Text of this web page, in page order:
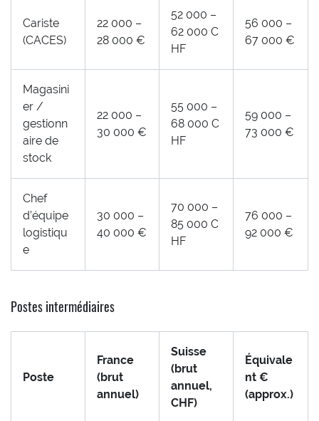
Cariste
(CACES)
22 000 –
28 000 €
52 000 –
62 000 C
HF
56 000 –
67 000 €
Magasini
er /
gestionn
aire de
stock
22 000 –
30 000 €
55 000 –
68 000 C
HF
59 000 –
73 000 €
Chef
d’équipe
logistiqu
e
30 000 –
40 000 €
70 000 –
85 000 C
HF
76 000 –
92 000 €
Postes intermédiaires
Poste
France
(brut
annuel)
Suisse
(brut
annuel,
CHF)
Équivale
nt €
(approx.)